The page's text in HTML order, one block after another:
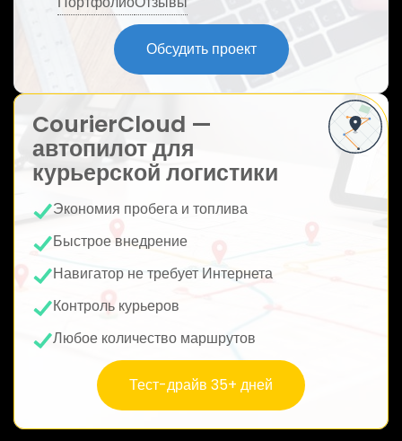
Обсудить проект
CourierCloud —
автопилот для
курьерской логистики
Экономия пробега и топлива
Быстрое внедрение
Навигатор не требует Интернета
Контроль курьеров
Любое количество маршрутов
Тест-драйв 35+ дней